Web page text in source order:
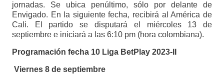
jornadas. Se ubica penúltimo, sólo por delante de
Envigado. En la siguiente fecha, recibirá al América de
Cali. El partido se disputará el miércoles 13 de
septiembre e iniciará a las 6:10 pm (hora colombiana).
Programación fecha 10 Liga BetPlay 2023-II
Viernes 8 de septiembre